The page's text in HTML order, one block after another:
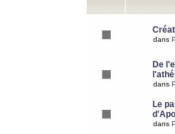
dans
De
dans
Le
dans